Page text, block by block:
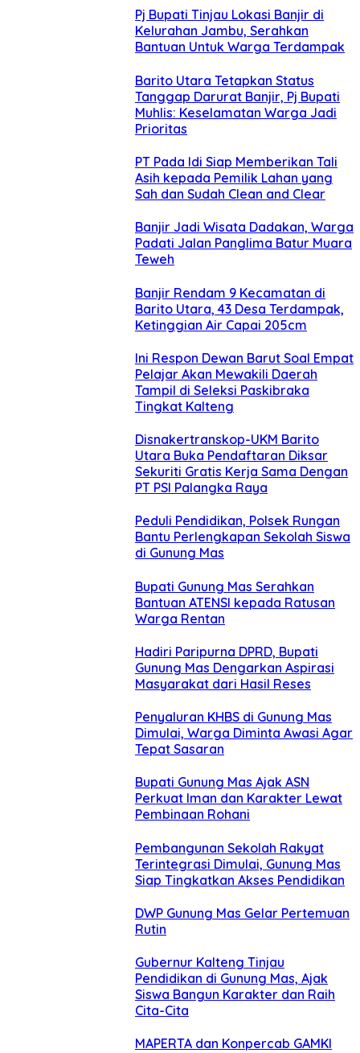
Pj Bupati Tinjau Lokasi Banjir di
Kelurahan Jambu, Serahkan
Bantuan Untuk Warga Terdampak
Barito Utara Tetapkan Status
Tanggap Darurat Banjir, Pj Bupati
Muhlis: Keselamatan Warga Jadi
Prioritas
PT Pada Idi Siap Memberikan Tali
Asih kepada Pemilik Lahan yang
Sah dan Sudah Clean and Clear
Banjir Jadi Wisata Dadakan, Warga
Padati Jalan Panglima Batur Muara
Teweh
Banjir Rendam 9 Kecamatan di
Barito Utara, 43 Desa Terdampak,
Ketinggian Air Capai 205cm
Ini Respon Dewan Barut Soal Empat
Pelajar Akan Mewakili Daerah
Tampil di Seleksi Paskibraka
Tingkat Kalteng
Disnakertranskop-UKM Barito
Utara Buka Pendaftaran Diksar
Sekuriti Gratis Kerja Sama Dengan
PT PSI Palangka Raya
Peduli Pendidikan, Polsek Rungan
Bantu Perlengkapan Sekolah Siswa
di Gunung Mas
Bupati Gunung Mas Serahkan
Bantuan ATENSI kepada Ratusan
Warga Rentan
Hadiri Paripurna DPRD, Bupati
Gunung Mas Dengarkan Aspirasi
Masyarakat dari Hasil Reses
Penyaluran KHBS di Gunung Mas
Dimulai, Warga Diminta Awasi Agar
Tepat Sasaran
Bupati Gunung Mas Ajak ASN
Perkuat Iman dan Karakter Lewat
Pembinaan Rohani
Pembangunan Sekolah Rakyat
Terintegrasi Dimulai, Gunung Mas
Siap Tingkatkan Akses Pendidikan
DWP Gunung Mas Gelar Pertemuan
Rutin
Gubernur Kalteng Tinjau
Pendidikan di Gunung Mas, Ajak
Siswa Bangun Karakter dan Raih
Cita-Cita
MAPERTA dan Konpercab GAMKI